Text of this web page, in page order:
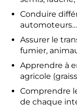
Conduire
Assurer le
fumier,
Apprendre à
agricole
Comprendre
de chaque